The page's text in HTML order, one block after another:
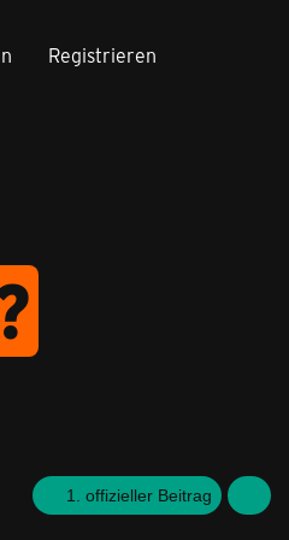
Registrieren
1. offizieller Beitrag